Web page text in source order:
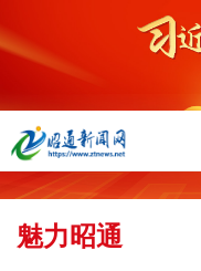
魅力昭通